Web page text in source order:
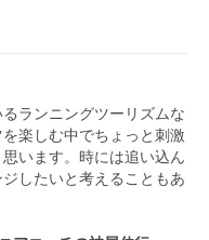
ランニングツーリズムな
楽しむ中でちょっと刺激
います。時には追い込ん
したいと考えることもあ